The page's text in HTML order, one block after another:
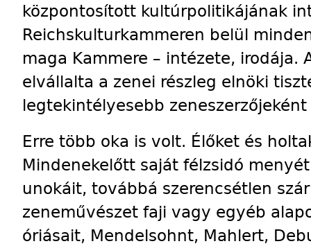
központosított kultúrpolitikájának
Reichskulturkammeren belül
maga Kammere – intézete, irodája.
elvállalta a zenei részleg elnöki
legtekintélyesebb
Erre több oka is volt. Élőket és
Mindenekelőtt saját félzsidó
unokáit, továbbá szerencsétlen
zeneművészet faji vagy egyéb
óriásait, Mendelsohnt, Mahlert,